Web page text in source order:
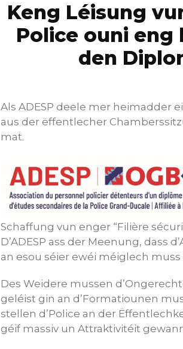
Keng Léisung
Police ouni
den
Als ADESP deele mer heimadder
aus der ëffentlecher
mat.
Schaffung vun enger “Filière
D’ADESP ass der Meenung, dass
an esou séier ewéi méiglech
Des Weidere mussen
geléist gin an d’Formatiounen
stellen d’Police an der
géif massiv un Attraktivitéit